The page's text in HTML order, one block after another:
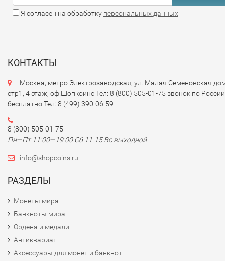
Я согласен на обработку персональных данных
КОНТАКТЫ
г.Москва, метро Электрозаводская, ул. Малая Семеновская
стр1, 4 этаж, оф.Шопкоинс Тел: 8 (800) 505-01-75 звонок по России
бесплатно Тел: 8 (499) 390-06-59
8 (800) 505-01-75
Пн—Пт 11:00—19:00 Сб 11-15 Вс выходной
info@shopcoins.ru
РАЗДЕЛЫ
Монеты мира
Банкноты мира
Ордена и медали
Антиквариат
Аксессуары для монет и банкнот